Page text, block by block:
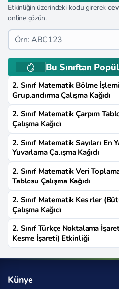
Etkinliğin üzerindeki kodu girerek
online çözün.
Bu Sınıftan
2. Sınıf Matematik Bölme
Gruplandırma Çalışma Kağıdı
2. Sınıf Matematik Çarpım
Çalışma Kağıdı
2. Sınıf Matematik Sayıları En
Yuvarlama Çalışma Kağıdı
2. Sınıf Matematik Veri
Tablosu Çalışma Kağıdı
2. Sınıf Matematik Kesirler
Çalışma Kağıdı
2. Sınıf Türkçe Noktalama
Kesme İşareti) Etkinliği
Künye